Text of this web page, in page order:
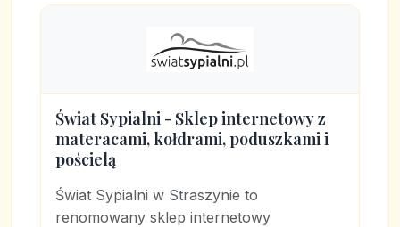
Świat Sypialni - Sklep internetowy z
materacami, kołdrami, poduszkami i
pościelą
Świat Sypialni w Straszynie to
renomowany sklep internetowy